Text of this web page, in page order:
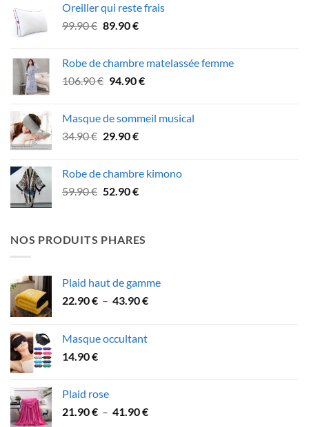
était :
18.90 €.
est :
15.90 €.
Oreiller qui reste frais
99.90€ Le
était :
99.90 €.
89.90€Le
est :
89.90 €.
Robe de chambre matelassée femme
106.90€ Le
était :
106.90 €.
94.90€Le
est :
Masque de sommeil musical
34.90€ Le
était :
34.90 €.
29.90€Le
est :
29.90 €.
Robe de chambre kimono
59.90€ Le
était :
52.90€Le
est :
NOS PRODUITS PHARES
Plaid haut de gamme
22.90€ – 43.90€Plage
Masque occultant
14.90€
Plaid rose
21.90€ – 41.90€Plage